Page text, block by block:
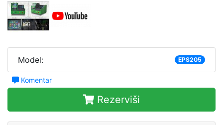
Model: EPS205
Komentar
Rezerviši